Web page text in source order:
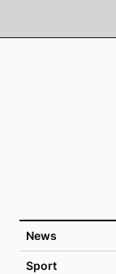
News
Sport